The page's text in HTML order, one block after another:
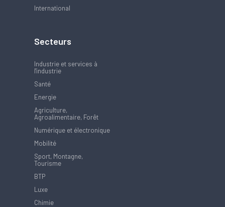
International
Secteurs
Industrie et services à
l'industrie
Santé
Energie
Agriculture,
Agroalimentaire, Forêt
Numérique et électronique
Mobilité
Sport, Montagne,
Tourisme
BTP
Luxe
Chimie